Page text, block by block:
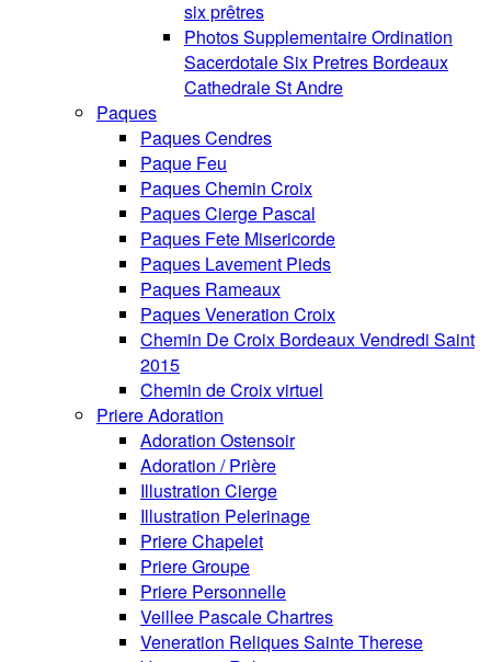
six prêtres
Photos Supplementaire Ordination
Sacerdotale Six Pretres Bordeaux
Cathedrale St Andre
Paques
Paques Cendres
Paque Feu
Paques Chemin Croix
Paques Cierge Pascal
Paques Fete Misericorde
Paques Lavement Pieds
Paques Rameaux
Paques Veneration Croix
Chemin De Croix Bordeaux Vendredi Saint
2015
Chemin de Croix virtuel
Priere Adoration
Adoration Ostensoir
Adoration / Prière
Illustration Cierge
Illustration Pelerinage
Priere Chapelet
Priere Groupe
Priere Personnelle
Veillee Pascale Chartres
Veneration Reliques Sainte Therese